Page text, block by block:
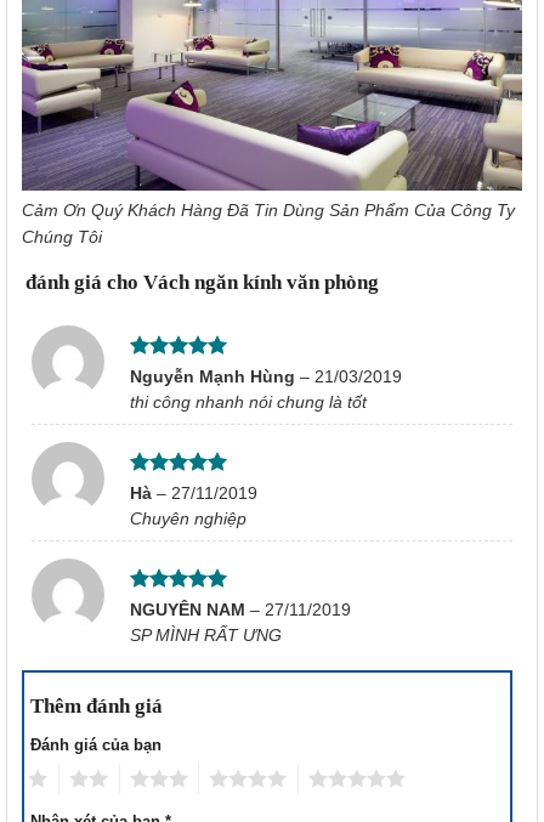
Cảm Ơn Quý Khách Hàng Đã Tin Dùng Sản Phẩm Của Công Ty
Chúng Tôi
3 đánh giá cho Vách ngăn kính văn phòng
Được xếp
hạng
sao
Nguyễn Mạnh Hùng– 21/03/2019
thi công nhanh nói chung là tốt
Được xếp
hạng5
sao
Hà– 27/11/2019
Chuyên nghiệp
Được xếp
hạng55
sao
NGUYÊN NAM– 27/11/2019
SP MÌNH RẤT ƯNG
Thêm đánh giá
Đánh giá của bạn